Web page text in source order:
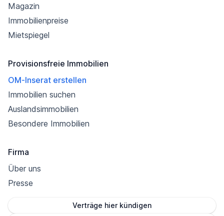
Magazin
Immobilienpreise
Mietspiegel
Provisionsfreie Immobilien
OM-Inserat erstellen
Immobilien suchen
Auslandsimmobilien
Besondere Immobilien
Firma
Über uns
Presse
Verträge hier kündigen